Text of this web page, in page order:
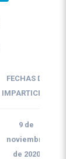
FECHAS DE
IMPARTICIÓN
9 de
noviembre
de 2020